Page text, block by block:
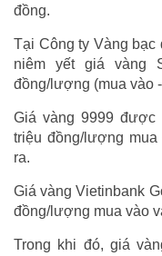
đồng.
Tại Công ty Vàng bạc
niêm yết giá vàng
đồng/lượng (mua vào
Giá vàng 9999
triệu đồng/lượng
ra.
Giá vàng Vietinbank
đồng/lượng mua vào
Trong khi đó, giá